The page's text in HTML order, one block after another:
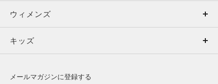
ウィメンズ
キッズ
トップス
ボトムス
ウィメンズ
トップス
キッズ
メールマガジンに登録する